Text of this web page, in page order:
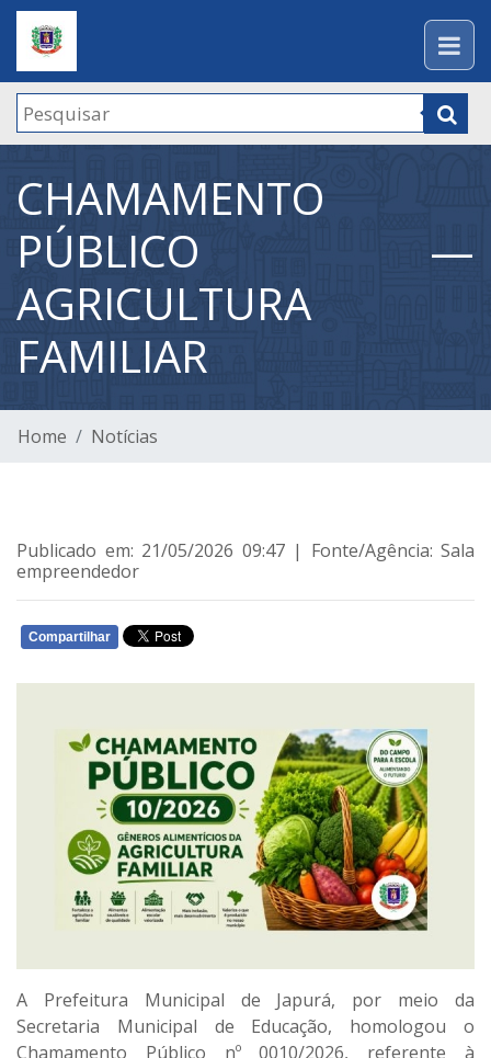
CHAMAMENTO
PÚBLICO —
AGRICULTURA
FAMILIAR
Home Notícias
Publicado em: 21/05/2026 09:47 | Fonte/Agência: Sala
empreendedor
Compartilhar
A Prefeitura Municipal de Japurá, por meio da
Secretaria Municipal de Educação, homologou o
Chamamento Público nº 0010/2026, referente à